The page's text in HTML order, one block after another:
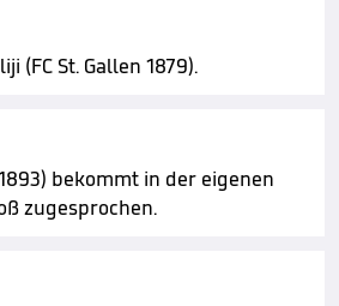
(FC St. Gallen 1879).
bekommt in der eigenen
zugesprochen.